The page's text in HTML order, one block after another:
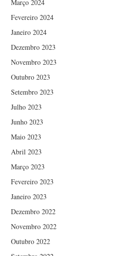
Março 2024
Fevereiro 2024
Janeiro 2024
Dezembro 2023
Novembro 2023
Outubro 2023
Setembro 2023
Julho 2023
Junho 2023
Maio 2023
Abril 2023
Março 2023
Fevereiro 2023
Janeiro 2023
Dezembro 2022
Novembro 2022
Outubro 2022